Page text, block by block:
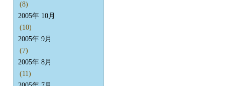
(8)
2005年 10月
(10)
2005年 9月
(7)
2005年 8月
(11)